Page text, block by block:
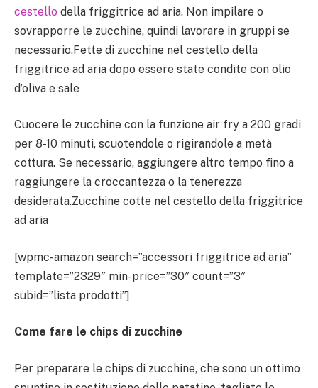
cestello della friggitrice ad aria. Non impilare o
sovrapporre le zucchine, quindi lavorare in gruppi se
necessario.Fette di zucchine nel cestello della
friggitrice ad aria dopo essere state condite con olio
d’oliva e sale
Cuocere le zucchine con la funzione air fry a 200 gradi
per 8-10 minuti, scuotendole o rigirandole a metà
cottura. Se necessario, aggiungere altro tempo fino a
raggiungere la croccantezza o la tenerezza
desiderata.Zucchine cotte nel cestello della friggitrice
ad aria
[wpmc-amazon search=”accessori friggitrice ad aria”
template=”2329″ min-price=”30″ count=”3″
subid=”lista prodotti”]
Come fare le chips di zucchine
Per preparare le chips di zucchine, che sono un ottimo